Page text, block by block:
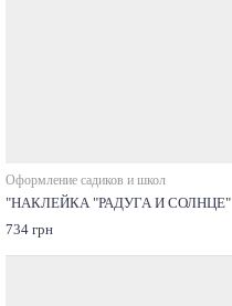
Оформление садиков и школ
"НАКЛЕЙКА "РАДУГА И СОЛНЦЕ"
734 грн